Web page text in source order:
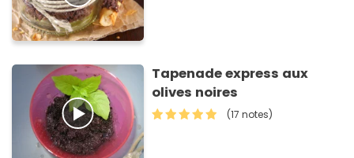
Tapenade express aux
olives noires
(17 notes)